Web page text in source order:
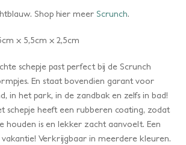
Shop hier meer Scrunch.
x 5,5cm x 2,5cm
schepje past perfect bij de Scrunch
En staat bovendien garant voor
in het park, in de zandbak en zelfs in bad!
schepje heeft een rubberen coating, zodat
houden is en lekker zacht aanvoelt. Een
Verkrijgbaar in meerdere kleuren.